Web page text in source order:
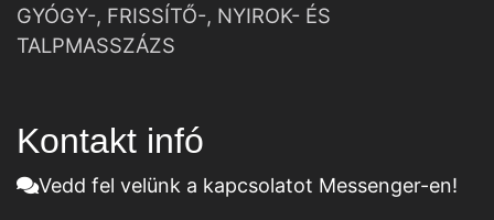
GYÓGY-, FRISSÍTŐ-, NYIROK- ÉS
TALPMASSZÁZS
Kontakt infó
Vedd fel velünk a kapcsolatot Messenger-en!